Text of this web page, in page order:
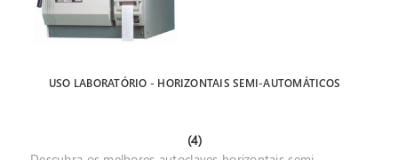
USO LABORATÓRIO - HORIZONTAIS SEMI-AUTOMÁTICOS
(4)